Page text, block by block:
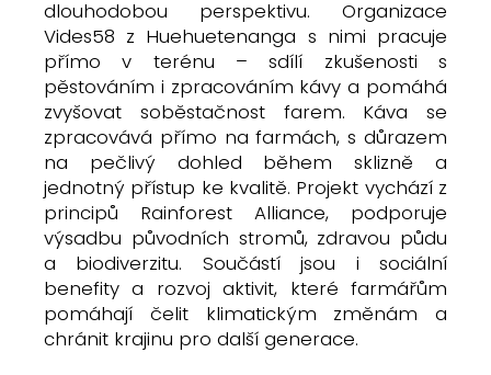
dlouhodobou perspektivu. Organizace
Vides58 z Huehuetenanga s nimi pracuje
přímo v terénu – sdílí zkušenosti s
pěstováním i zpracováním kávy a pomáhá
zvyšovat soběstačnost farem. Káva se
zpracovává přímo na farmách, s důrazem
na pečlivý dohled během sklizně a
jednotný přístup ke kvalitě. Projekt vychází z
principů Rainforest Alliance, podporuje
výsadbu původních stromů, zdravou půdu
a biodiverzitu. Součástí jsou i sociální
benefity a rozvoj aktivit, které farmářům
pomáhají čelit klimatickým změnám a
chránit krajinu pro další generace.